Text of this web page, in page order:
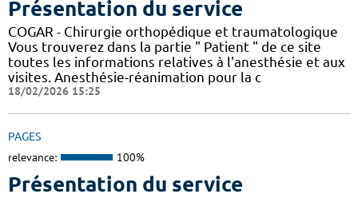
Présentation du service
COGAR - Chirurgie orthopédique et traumatologique
Vous trouverez dans la partie " Patient " de ce site
toutes les informations relatives à l'anesthésie et aux
visites. Anesthésie-réanimation pour la c
18/02/2026 15:25
PAGES
relevance: 100%
Présentation du service